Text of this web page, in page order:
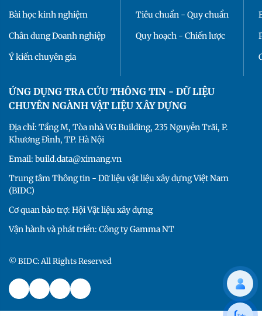
Bài học kinh nghiệm
Chân dung Doanh nghiệp
Ý kiến chuyên gia
Tiêu chuẩn - Quy chuẩn
Quy hoạch - Chiến lược
ỨNG DỤNG TRA CỨU THÔNG TIN - DỮ LIỆU
CHUYÊN NGÀNH VẬT LIỆU XÂY DỰNG
Địa chỉ: Tầng M, Tòa nhà VG Building, 235 Nguyễn Trãi, P.
Khương Đình, TP. Hà Nội
Email: build.data@ximang.vn
Trung tâm Thông tin - Dữ liệu vật liệu xây dựng Việt Nam
(BIDC)
Cơ quan bảo trợ: Hội Vật liệu xây dựng
Vận hành và phát triển: Công ty Gamma NT
© BIDC: All Rights Reserved